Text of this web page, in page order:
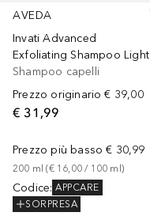
AVEDA
Invati Advanced
Exfoliating Shampoo Light
Shampoo capelli
Prezzo originario € 39,00
€ 31,99
Prezzo più basso € 30,99
200 ml (€ 16,00 / 100 ml)
Codice: APPCARE
SORPRESA